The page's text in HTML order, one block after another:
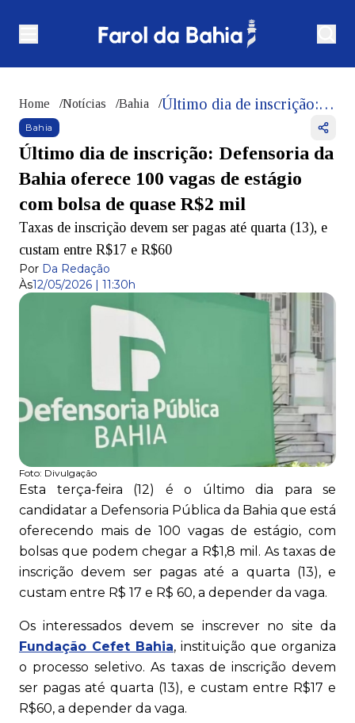
Home /Notícias /Bahia / Último dia de inscrição: Defensoria da Bahia oferece 100 vagas de estágio com bolsa de quase R$2 mil
Bahia
Último dia de inscrição: Defensoria da
Bahia oferece 100 vagas de estágio
com bolsa de quase R$2 mil
Taxas de inscrição devem ser pagas até quarta (13), e
custam entre R$17 e R$60
Por Da Redação
Às12/05/2026 | 11:30h
Foto: Divulgação
Esta terça-feira (12) é o último dia para se
candidatar a Defensoria Pública da Bahia que está
oferecendo mais de 100 vagas de estágio, com
bolsas que podem chegar a R$1,8 mil. As taxas de
inscrição devem ser pagas até a quarta (13), e
custam entre R$ 17 e R$ 60, a depender da vaga.
Os interessados devem se inscrever no site da
Fundação Cefet Bahia, instituição que organiza
o processo seletivo. As taxas de inscrição devem
ser pagas até quarta (13), e custam entre R$17 e
R$60, a depender da vaga.